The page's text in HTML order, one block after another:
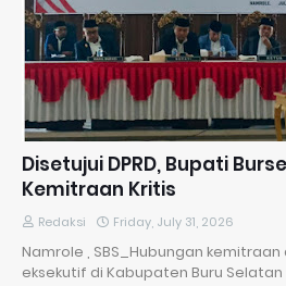
Disetujui DPRD, Bupati
Kemitraan Kritis
Redaksi Friday, July 31, 2026
Namrole , SBS_Hubungan
eksekutif di Kabupaten Buru Selatan